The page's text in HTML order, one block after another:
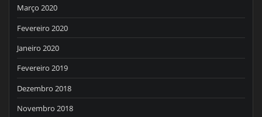
Março 2020
Fevereiro 2020
Janeiro 2020
Fevereiro 2019
Dezembro 2018
Novembro 2018